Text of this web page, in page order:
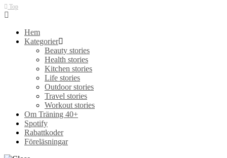
Top
Hem
Kategorier
Beauty stories
Health stories
Kitchen stories
Life stories
Outdoor stories
Travel stories
Workout stories
Om Träning 40+
Spotify
Rabattkoder
Föreläsningar